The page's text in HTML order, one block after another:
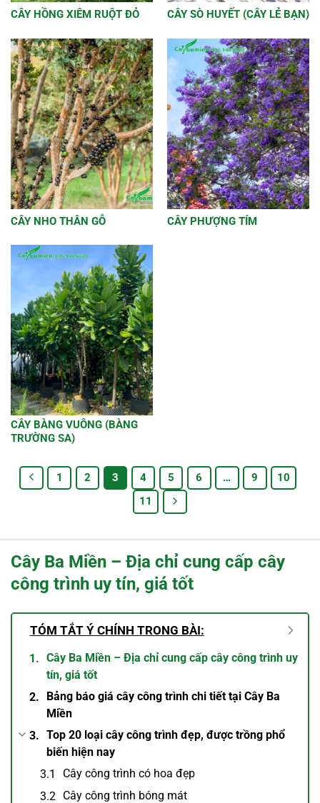
CÂY HỒNG XIÊM RUỘT ĐỎ CÂY SÒ HUYẾT (CÂY LẺ BẠN)
CÂY NHO THÂN GỖ CÂY PHƯỢNG TÍM
CÂY BÀNG VUÔNG (BÀNG
TRƯỜNG SA)
1 2 3 4 5 6 … 9
10
11
Cây Ba Miền – Địa chỉ cung cấp cây
công trình uy tín, giá tốt
TÓM TẮT Ý CHÍNH TRONG BÀI:
Cây Ba Miền – Địa chỉ cung cấp cây công trình uy
tín, giá tốt
Bảng báo giá cây công trình chi tiết tại Cây Ba
Miền
Top 20 loại cây công trình đẹp, được trồng phổ
biến hiện nay
Cây công trình có hoa đẹp
Cây công trình bóng mát